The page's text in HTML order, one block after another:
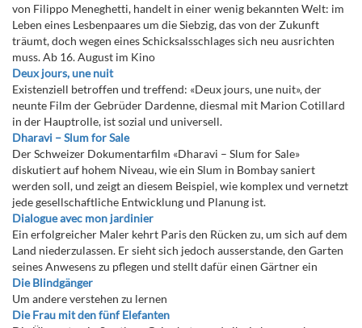
von Filippo Meneghetti, handelt in einer wenig bekannten Welt: im
Leben eines Lesbenpaares um die Siebzig, das von der Zukunft
träumt, doch wegen eines Schicksalsschlages sich neu ausrichten
muss. Ab 16. August im Kino
Deux jours, une nuit
Existenziell betroffen und treffend: «Deux jours, une nuit», der
neunte Film der Gebrüder Dardenne, diesmal mit Marion Cotillard
in der Hauptrolle, ist sozial und universell.
Dharavi – Slum for Sale
Der Schweizer Dokumentarfilm «Dharavi – Slum for Sale»
diskutiert auf hohem Niveau, wie ein Slum in Bombay saniert
werden soll, und zeigt an diesem Beispiel, wie komplex und vernetzt
jede gesellschaftliche Entwicklung und Planung ist.
Dialogue avec mon jardinier
Ein erfolgreicher Maler kehrt Paris den Rücken zu, um sich auf dem
Land niederzulassen. Er sieht sich jedoch ausserstande, den Garten
seines Anwesens zu pflegen und stellt dafür einen Gärtner ein
Die Blindgänger
Um andere verstehen zu lernen
Die Frau mit den fünf Elefanten